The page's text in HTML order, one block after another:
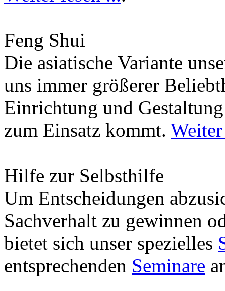
Feng Shui
Die asiatische Variante
uns immer größerer
Einrichtung und
zum Einsatz kommt.
Hilfe zur Selbsthilfe
Um Entscheidungen
Sachverhalt zu gewinnen
bietet sich unser spezielles
entsprechenden Seminare